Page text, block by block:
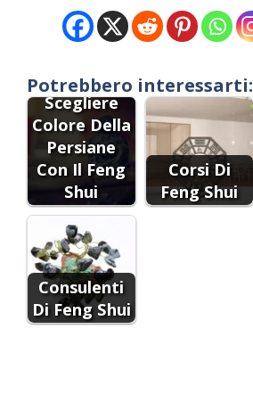
Potrebbero interessarti:
Come
Scegliere
Colore Della
Persiane
Con Il Feng
Shui
Corsi Di
Feng Shui
Consulenti
Di Feng Shui